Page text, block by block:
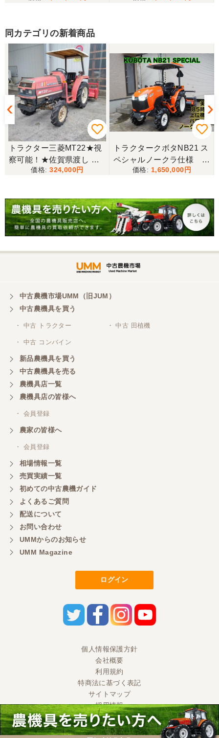
三重県／山﨑
スタッフの鈴木さんが親切で機械に詳しく 丁寧にご
対応頂きました。 ありがとう！ 少し距離はあります
が、今後も農機具を買う際はのうき屋さんを利用し
ようと思います。
三重県／miraisann
写真と現物が違いすぎる
三重県／谷本勝美
こちらの、対応も、よく、大変、満足、です。
三重県／谷本勝美
こちらの、対応、も、よくして、くれました。
対応も、よくしてくれました、有難うございまし
三重県／山本
対応ありがとうございました。
三重県／山本
共立シュレッターを受け取りました。 状態は問題な
く、エンジンも調子がよさそうです。 ありがとうご
ざいました。
三重県／
嫌な顔をせずに一生懸命頑張ってくれる中山さんに
感謝しています。ここで3台買いましたが、これから
もよろしくお願いしたいです。
三重県／
初めてコンバインを買いに行ったのですが、とても
明るい方に担当していただき細かく説明して下さっ
てとても嬉しかったです。
担当さんの説明が丁寧で分かりやすく、急な要望に
も迅速に対応して頂き非常に助かりました。
三重県／
とても良い対応でした。また利用したいです。
三重県／
店舗も綺麗で、丁寧な対応をしていただきました。
同カテゴリの新着商品
トラクター三菱MT22★視
察可能！★佐賀県渡し 三
菱 トラクター MT22 22馬
ー MT 4WD ディーゼル 現
状渡し【P11460730】
324,000
トラクタークボタNB21 ス
ペシャルノークラ仕様 上
位機種
1,650,000
中古農機市場UMM（旧JUM）
中古農機具を買う
・ 中古 トラクター ・ 中古 田植機
・ 中古 コンバイン
新品農機具を買う
中古農機具を売る
農機具店一覧
農機具店の皆様へ
・ 会員登録
農家の皆様へ
・ 会員登録
相場情報一覧
売買実績一覧
初めての中古農機ガイド
よくあるご質問
配送について
お問い合わせ
UMMからのお知らせ
UMM Magazine
ログイン
個人情報保護方針
会社概要
利用規約
特商法に基づく表記
サイトマップ
採用情報
Ⓒ 2020 UMM CO., LTD. All Rights Reserved.